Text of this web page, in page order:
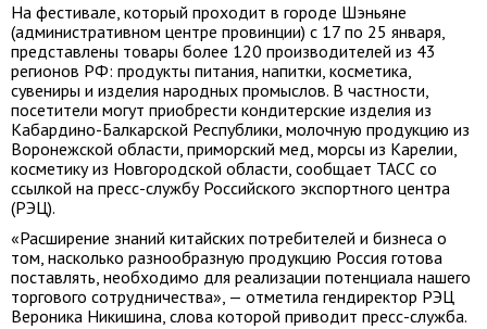
На фестивале, который проходит в городе Шэньяне
(административном центре провинции) с 17 по 25 января,
представлены товары более 120 производителей из 43
регионов РФ: продукты питания, напитки, косметика,
сувениры и изделия народных промыслов. В частности,
посетители могут приобрести кондитерские изделия из
Кабардино-Балкарской Республики, молочную продукцию из
Воронежской области, приморский мед, морсы из Карелии,
косметику из Новгородской области, сообщает ТАСС со
ссылкой на пресс-службу Российского экспортного центра
(РЭЦ).
«Расширение знаний китайских потребителей и бизнеса о
том, насколько разнообразную продукцию Россия готова
поставлять, необходимо для реализации потенциала нашего
торгового сотрудничества», — отметила гендиректор РЭЦ
Вероника Никишина, слова которой приводит пресс-служба.